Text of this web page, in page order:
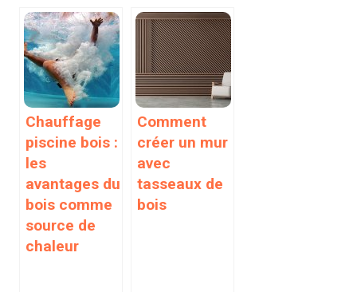
Chauffage
piscine bois :
les
avantages du
bois comme
source de
chaleur
Comment
créer un mur
avec
tasseaux de
bois